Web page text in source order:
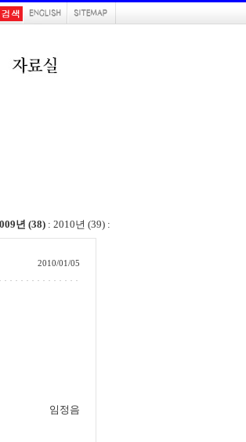
년 (38) : 2010년 (39) :
2010/01/05
음